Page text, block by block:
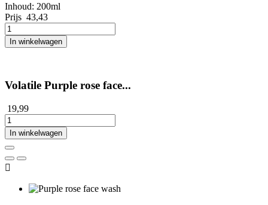
Inhoud: 200ml
Prijs 43,43
In winkelwagen
Volatile Purple rose face...
19,99
In winkelwagen
